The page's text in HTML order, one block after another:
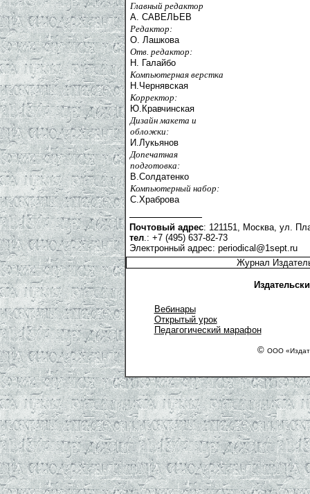
Главный редактор
А. САВЕЛЬЕВ
Редактор:
О. Лашкова
Отв. редактор:
Н. Галайбо
Компьютерная верстка
Н.Чернявская
Корректор:
Ю.Кравчинская
Дизайн макета и
обложки:
И.Лукьянов
Допечатная
подготовка:
В.Солдатенко
Компьютерный набор:
С.Храброва
Почтовый адрес: 121151, Москва, ул.
тел.: +7 (495) 637-82-73
Электронный адрес: periodical@1sept.ru
Журнал
Вебинары
Открытый урок
Педагогический марафон
© ООО